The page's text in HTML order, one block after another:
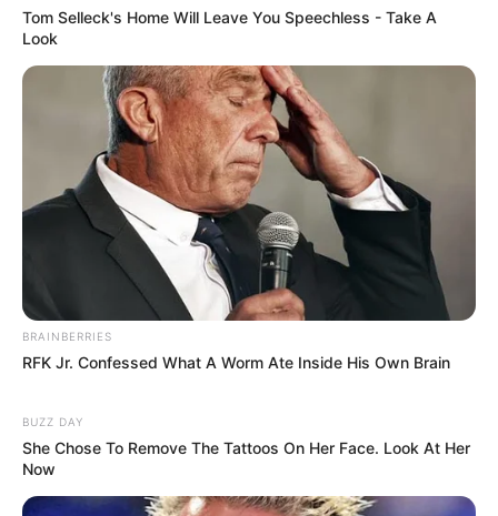
Tom Selleck's Home Will Leave You Speechless - Take A
Look
BRAINBERRIES
RFK Jr. Confessed What A Worm Ate Inside His Own Brain
BUZZ DAY
She Chose To Remove The Tattoos On Her Face. Look At Her
Now